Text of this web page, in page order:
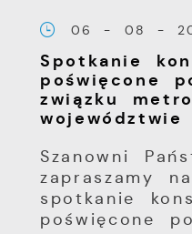
06 - 08 -
Spotkanie
poświęcone
związku
województwie
Szanowni
zapraszamy
spotkanie
poświęcone